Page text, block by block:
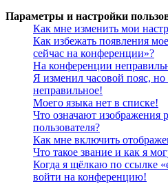
Параметры и настройки
Как мне изменить мои
Как избежать появления
сейчас на конференции»?
На конференции
Я изменил часовой пояс, но
неправильное!
Моего языка нет в списке!
Что означают изображения
пользователя?
Как мне включить
Что такое звание и как я
Когда я щёлкаю по ссылке
войти на конференцию!